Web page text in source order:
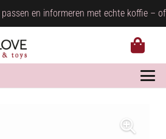
passen en informeren met echte koffie –